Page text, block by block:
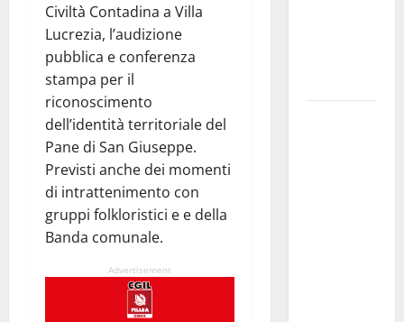
Civiltà Contadina a Villa
Lucrezia, l’audizione
pubblica e conferenza
stampa per il
riconoscimento
dell’identità territoriale del
Pane di San Giuseppe.
Previsti anche dei momenti
di intrattenimento con
gruppi folkloristici e e della
Banda comunale.
Advertisement